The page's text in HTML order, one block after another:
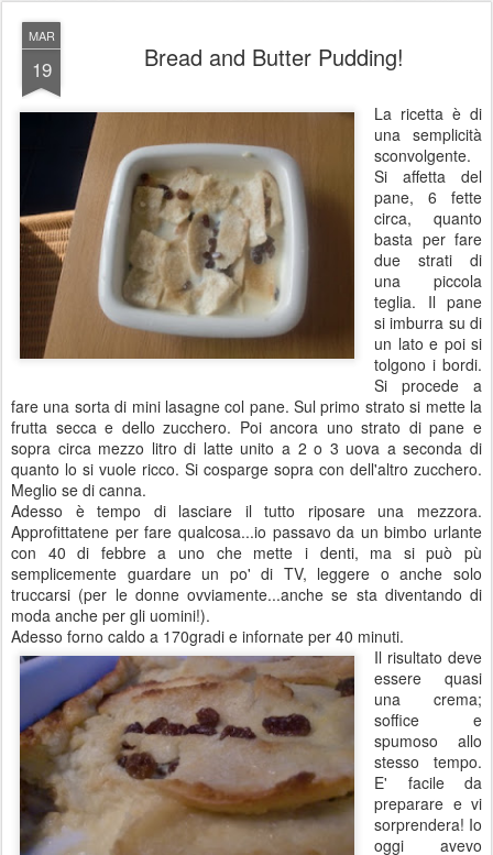
MAR
19 Bread and Butter Pudding!
La ricetta è di
una semplicità
sconvolgente.
Si affetta del
pane, 6 fette
circa, quanto
basta per fare
due strati di
una piccola
teglia. Il pane
si imburra su di
un lato e poi si
tolgono i bordi.
Si procede a
fare una sorta di mini lasagne col pane. Sul primo strato si mette la
frutta secca e dello zucchero. Poi ancora uno strato di pane e
sopra circa mezzo litro di latte unito a 2 o 3 uova a seconda di
quanto lo si vuole ricco. Si cosparge sopra con dell'altro zucchero.
Meglio se di canna.
Adesso è tempo di lasciare il tutto riposare una mezzora.
Approfittatene per fare qualcosa...io passavo da un bimbo urlante
con 40 di febbre a uno che mette i denti, ma si può pù
semplicemente guardare un po' di TV, leggere o anche solo
truccarsi (per le donne ovviamente...anche se sta diventando di
moda anche per gli uomini!).
Adesso forno caldo a 170gradi e infornate per 40 minuti.
Il risultato deve
essere quasi
una crema;
soffice e
spumoso allo
stesso tempo.
E' facile da
preparare e vi
sorprendera! Io
oggi avevo